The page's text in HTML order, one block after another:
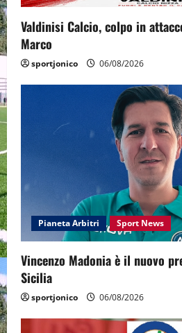
Valdinisi Calcio, colpo in
Marco
sportjonico 06/08/2026
Pianeta Arbitri Sport News
Vincenzo Madonia è il nuovo
Sicilia
sportjonico 06/08/2026